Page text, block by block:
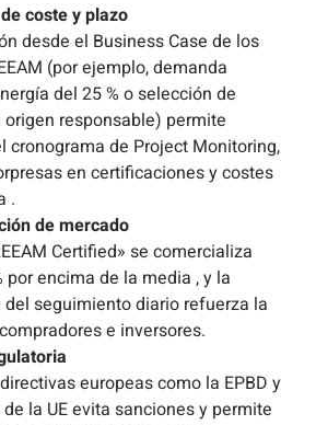
coste y plazo
desde el Business Case de los
(por ejemplo, demanda
del 25 % o selección de
responsable) permite
cronograma de Project Monitoring,
en certificaciones y costes
.
de mercado
Certified» se comercializa
por encima de la media , y la
seguimiento diario refuerza la
e inversores.
europeas como la EPBD y
la UE evita sanciones y permite